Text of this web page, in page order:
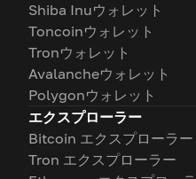
Shiba Inuウォレット
Toncoinウォレット
Tronウォレット
Avalancheウォレット
Polygonウォレット
エクスプローラー
Bitcoin エクスプローラー
Tron エクスプローラー